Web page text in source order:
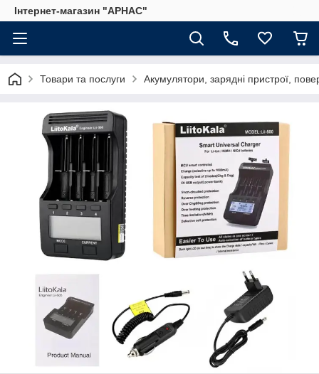
Інтернет-магазин "АРНАС"
Товари та послуги Акумулятори, зарядні пристрої,